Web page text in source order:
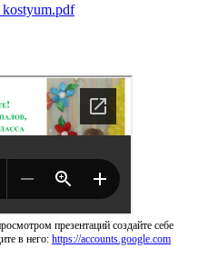
презентаций создайте себе
в него: https://accounts.google.com